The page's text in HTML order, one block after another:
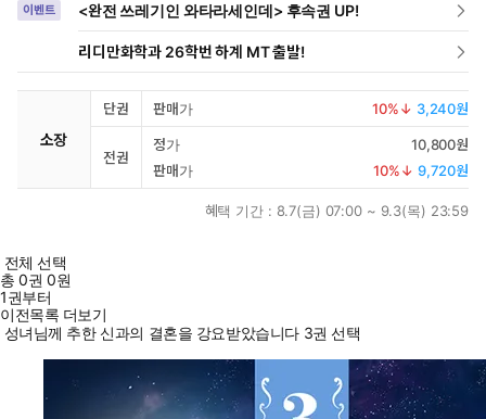
이벤트 <완전 쓰레기인 와타라세인데> 후속권 UP!
리디만화학과 26학번 하계 MT 출발!
소장
단권 판매가 10%↓ 3,240원
전권
정가
10,800원
판매가
10%↓ 9,720원
혜택 기간 : 8.7(금) 07:00 ~ 9.3(목) 23:59
전체 선택
총0권 0원
1권부터
이전목록 더보기
성녀님께 추한 신과의 결혼을 강요받았습니다 3권 선택